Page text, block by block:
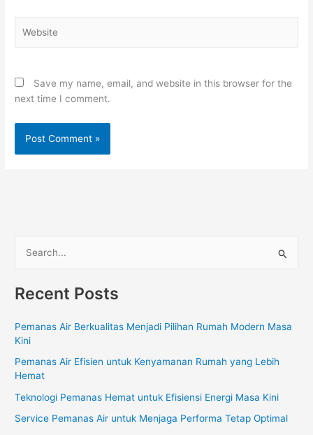
Save my name, email, and website in this browser for the
next time I comment.
a
c
f
:
Recent Posts
Pemanas Air Berkualitas Menjadi Pilihan Rumah Modern Masa
Kini
Pemanas Air Efisien untuk Kenyamanan Rumah yang Lebih
Hemat
Teknologi Pemanas Hemat untuk Efisiensi Energi Masa Kini
Service Pemanas Air untuk Menjaga Performa Tetap Optimal